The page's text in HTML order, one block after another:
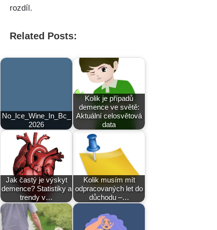
rozdíl.
Related Posts:
No_Ice_Wine_In_Bc_
2026
Kolik je případů
demence ve světě:
Aktuální celosvětová
data
Jak častý je výskyt
demence? Statistiky a
trendy v…
Kolik musím mít
odpracovaných let do
důchodu –…